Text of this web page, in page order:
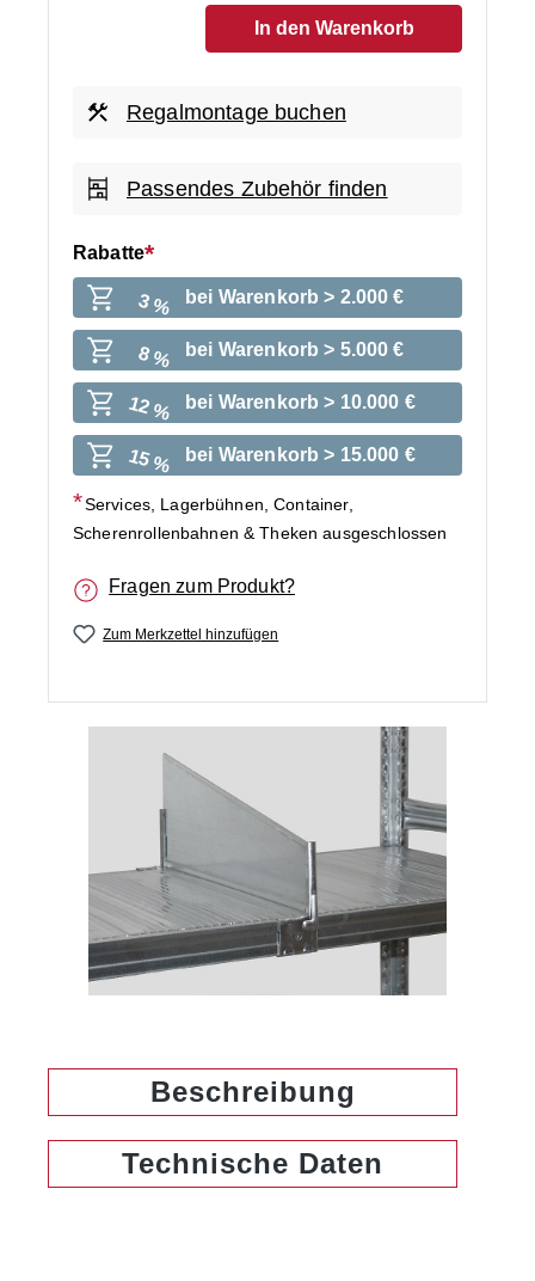
In den Warenkorb
Regalmontage buchen
Passendes Zubehör finden
Rabatte
3 % bei Warenkorb > 2.000 €
8 % bei Warenkorb > 5.000 €
12 % bei Warenkorb > 10.000 €
15 % bei Warenkorb > 15.000 €
Services, Lagerbühnen, Container,
Scherenrollenbahnen & Theken ausgeschlossen
Fragen zum Produkt?
Zum Merkzettel hinzufügen
Beschreibung
Technische Daten